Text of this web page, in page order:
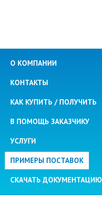
О КОМПАНИИ
КОНТАКТЫ
КАК КУПИТЬ / ПОЛУЧИТЬ
В ПОМОЩЬ ЗАКАЗЧИКУ
УСЛУГИ
ПРИМЕРЫ ПОСТАВОК
СКАЧАТЬ ДОКУМЕНТАЦИЮ